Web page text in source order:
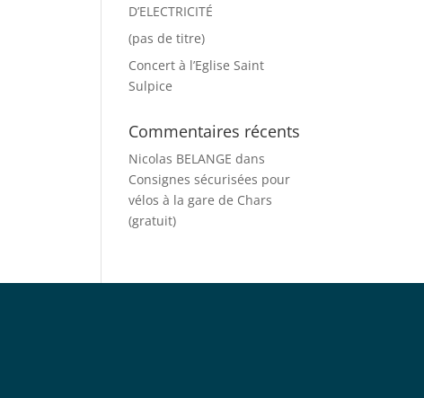
D’ELECTRICITÉ
(pas de titre)
Concert à l’Eglise Saint
Sulpice
Commentaires récents
Nicolas BELANGE dans
Consignes sécurisées pour
vélos à la gare de Chars
(gratuit)